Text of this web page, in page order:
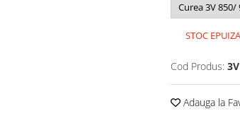
Curea 3V
STOC
Cod Produs:
Adauga la